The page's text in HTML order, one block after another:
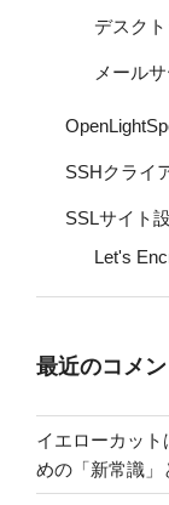
デスク
メール
SSHクライ
SSLサイト
Let's
最近のコメン
イエローカッ
めの「新常識」